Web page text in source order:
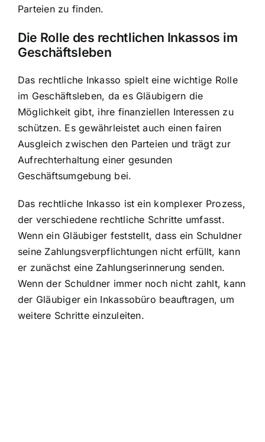
Parteien zu finden.
Die Rolle des rechtlichen Inkassos im
Geschäftsleben
Das rechtliche Inkasso spielt eine wichtige Rolle
im Geschäftsleben, da es Gläubigern die
Möglichkeit gibt, ihre finanziellen Interessen zu
schützen. Es gewährleistet auch einen fairen
Ausgleich zwischen den Parteien und trägt zur
Aufrechterhaltung einer gesunden
Geschäftsumgebung bei.
Das rechtliche Inkasso ist ein komplexer Prozess,
der verschiedene rechtliche Schritte umfasst.
Wenn ein Gläubiger feststellt, dass ein Schuldner
seine Zahlungsverpflichtungen nicht erfüllt, kann
er zunächst eine Zahlungserinnerung senden.
Wenn der Schuldner immer noch nicht zahlt, kann
der Gläubiger ein Inkassobüro beauftragen, um
weitere Schritte einzuleiten.